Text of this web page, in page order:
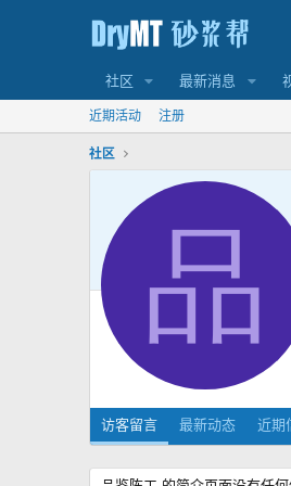
社区 最新消息
近期活动 注册
社区
品
访客留言 最新动态 近期